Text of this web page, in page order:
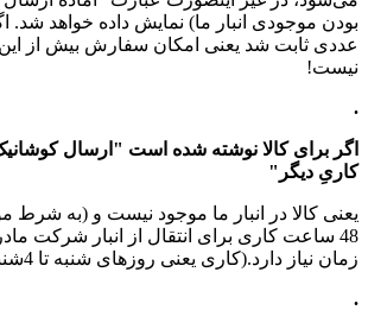
بودن موجودی انبار ما) نمایش داده خواهد شد.
عددی ثابت شد یعنی امکان سفارش بیش از این
نیست!
.
کاریِ دیگر"
یعنی کالا در انبار ما موجود نیست و (به شرط
48 ساعت کاری برای انتقال از انبار شرکت
زمان نیاز دارد.(کاری یعنی روزهای شنبه تا 4شنبه)
.